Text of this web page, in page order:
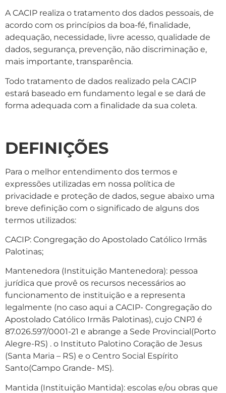
A CACIP realiza o tratamento dos dados pessoais, de
acordo com os princípios da boa-fé, finalidade,
adequação, necessidade, livre acesso, qualidade de
dados, segurança, prevenção, não discriminação e,
mais importante, transparência.
Todo tratamento de dados realizado pela CACIP
estará baseado em fundamento legal e se dará de
forma adequada com a finalidade da sua coleta.
DEFINIÇÕES
Para o melhor entendimento dos termos e
expressões utilizadas em nossa política de
privacidade e proteção de dados, segue abaixo uma
breve definição com o significado de alguns dos
termos utilizados:
CACIP: Congregação do Apostolado Católico Irmãs
Palotinas;
Mantenedora (Instituição Mantenedora): pessoa
jurídica que provê os recursos necessários ao
funcionamento de instituição e a representa
legalmente (no caso aqui a CACIP- Congregação do
Apostolado Católico Irmãs Palotinas), cujo CNPJ é
87.026.597/0001-21 e abrange a Sede Provincial(Porto
Alegre-RS) . o Instituto Palotino Coração de Jesus
(Santa Maria – RS) e o Centro Social Espírito
Santo(Campo Grande- MS).
Mantida (Instituição Mantida): escolas e/ou obras que